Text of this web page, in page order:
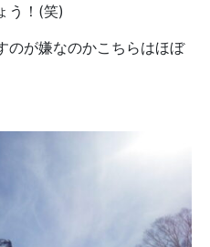
う！(笑)
のが嫌なのかこちらはほぼ